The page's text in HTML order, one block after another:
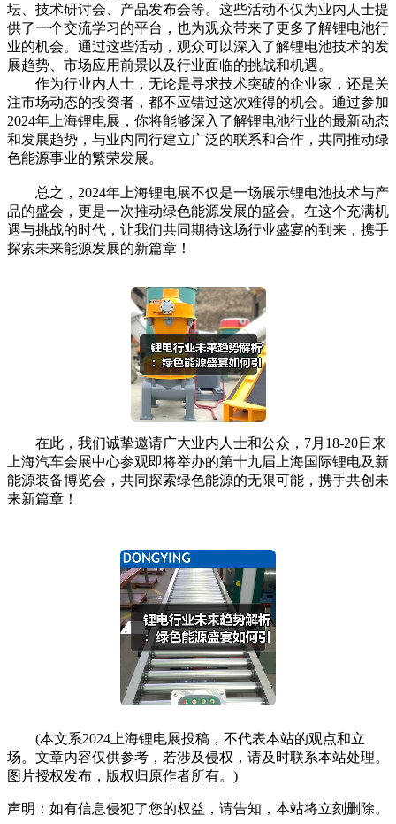
坛、技术研讨会、产品发布会等。这些活动不仅为业内人士提
供了一个交流学习的平台，也为观众带来了更多了解锂电池行
业的机会。通过这些活动，观众可以深入了解锂电池技术的发
展趋势、市场应用前景以及行业面临的挑战和机遇。
作为行业内人士，无论是寻求技术突破的企业家，还是关
注市场动态的投资者，都不应错过这次难得的机会。通过参加
2024年上海锂电展，你将能够深入了解锂电池行业的最新动态
和发展趋势，与业内同行建立广泛的联系和合作，共同推动绿
色能源事业的繁荣发展。
总之，2024年上海锂电展不仅是一场展示锂电池技术与产
品的盛会，更是一次推动绿色能源发展的盛会。在这个充满机
遇与挑战的时代，让我们共同期待这场行业盛宴的到来，携手
探索未来能源发展的新篇章！
在此，我们诚挚邀请广大业内人士和公众，7月18-20日来
上海汽车会展中心参观即将举办的第十九届上海国际锂电及新
能源装备博览会，共同探索绿色能源的无限可能，携手共创未
来新篇章！
(本文系2024上海锂电展投稿，不代表本站的观点和立
场。文章内容仅供参考，若涉及侵权，请及时联系本站处理。
图片授权发布，版权归原作者所有。)
声明：如有信息侵犯了您的权益，请告知，本站将立刻删除。